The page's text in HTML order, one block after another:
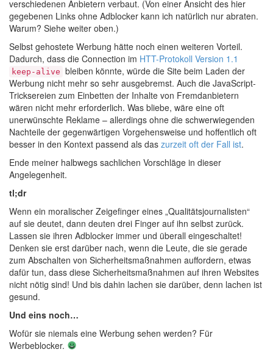
verschiedenen Anbietern verbaut. (Von einer Ansicht des hier
gegebenen Links ohne Adblocker kann ich natürlich nur abraten.
Warum? Siehe weiter oben.)
Selbst gehostete Werbung hätte noch einen weiteren Vorteil.
Dadurch, dass die Connection im HTT-Protokoll Version 1.1
keep-alive bleiben könnte, würde die Site beim Laden der
Werbung nicht mehr so sehr ausgebremst. Auch die JavaScript-
Tricksereien zum Einbetten der Inhalte von Fremdanbietern
wären nicht mehr erforderlich. Was bliebe, wäre eine oft
unerwünschte Reklame – allerdings ohne die schwerwiegenden
Nachteile der gegenwärtigen Vorgehensweise und hoffentlich oft
besser in den Kontext passend als das zurzeit oft der Fall ist.
Ende meiner halbwegs sachlichen Vorschläge in dieser
Angelegenheit.
tl;dr
Wenn ein moralischer Zeigefinger eines „Qualitätsjournalisten“
auf sie deutet, dann deuten drei Finger auf ihn selbst zurück.
Lassen sie ihren Adblocker immer und überall eingeschaltet!
Denken sie erst darüber nach, wenn die Leute, die sie gerade
zum Abschalten von Sicherheitsmaßnahmen auffordern, etwas
dafür tun, dass diese Sicherheitsmaßnahmen auf ihren Websites
nicht nötig sind! Und bis dahin lachen sie darüber, denn lachen ist
gesund.
Und eins noch…
Wofür sie niemals eine Werbung sehen werden? Für
Werbeblocker.